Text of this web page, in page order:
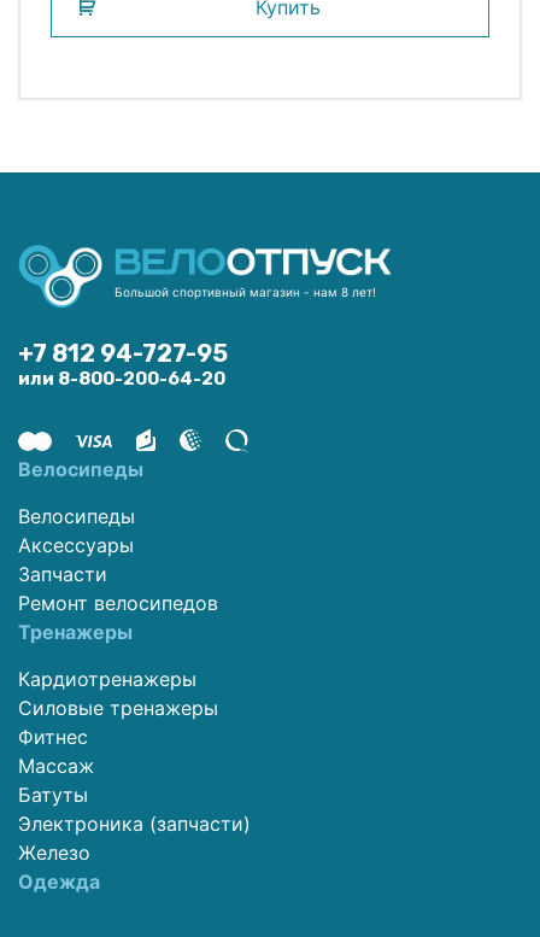
Купить
Большой спортивный магазин - нам 8 лет!
+7 812 94-727-95
или 8-800-200-64-20
Велосипеды
Велосипеды
Аксессуары
Запчасти
Ремонт велосипедов
Тренажеры
Кардиотренажеры
Силовые тренажеры
Фитнес
Массаж
Батуты
Электроника (запчасти)
Железо
Одежда